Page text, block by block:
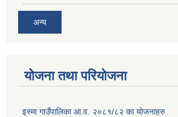
अन्य
योजना तथा परियोजना
इस्मा गाउँपालिका आ.व. २०८१/८२ का योजनाहरु